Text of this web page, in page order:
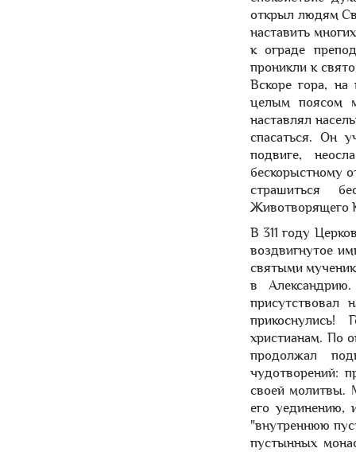
открыл людям
наставить
к ограде
проникли к
Вскоре гора, на
целым поясом
наставлял
спасаться. Он
подвиге,
бескорыстному
страшиться
Животворящего
В 311 году
воздвигнутое
святыми
в
христианам. По
продолжал
чудотворений:
своей молитвы.
его уединению,
"внутреннюю
пустынных